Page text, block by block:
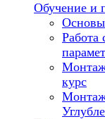
Обучение и
Работа
курс